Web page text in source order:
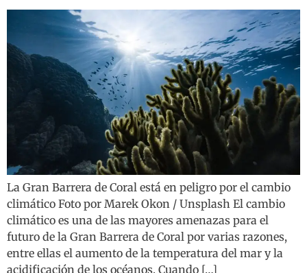
La Gran Barrera de Coral está en peligro por el cambio
climático Foto por Marek Okon / Unsplash El cambio
climático es una de las mayores amenazas para el
futuro de la Gran Barrera de Coral por varias razones,
entre ellas el aumento de la temperatura del mar y la
acidificación de los océanos. Cuando […]